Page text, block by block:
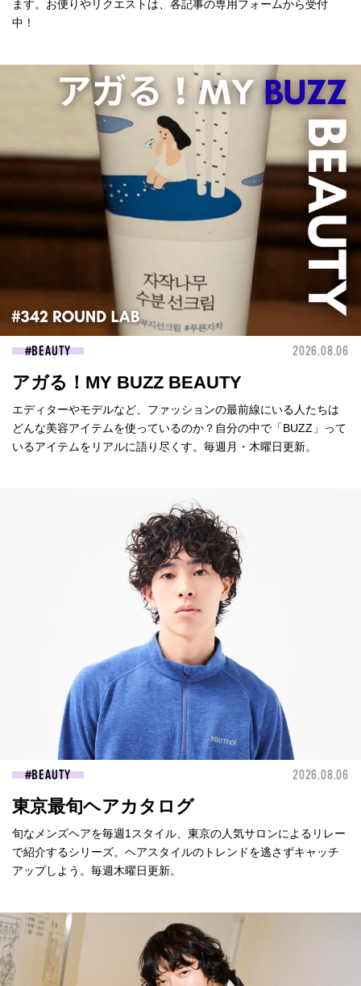
ます。お便りやリクエストは、各記事の専用フォームから受付
中！
BEAUTY 2026.08.06
アガる！MY BUZZ BEAUTY
エディターやモデルなど、ファッションの最前線にいる人たちは
どんな美容アイテムを使っているのか？自分の中で「BUZZ」って
いるアイテムをリアルに語り尽くす。毎週月・木曜日更新。
BEAUTY 2026.08.06
東京最旬ヘアカタログ
旬なメンズヘアを毎週1スタイル、東京の人気サロンによるリレー
で紹介するシリーズ。ヘアスタイルのトレンドを逃さずキャッチ
アップしよう。毎週木曜日更新。